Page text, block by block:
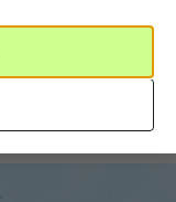
le guide